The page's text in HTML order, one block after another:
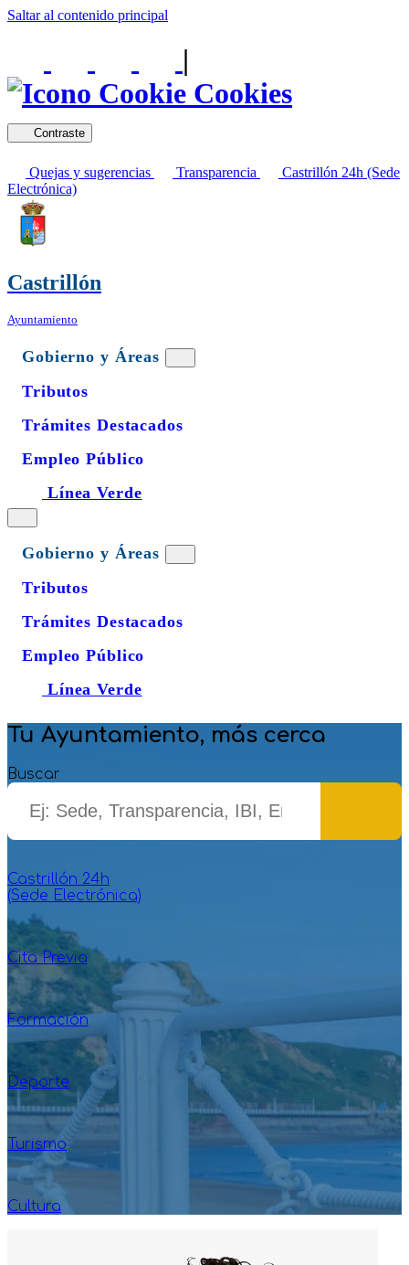
Saltar al contenido principal
|
Cookies
Contraste
Quejas y sugerencias Transparencia
Castrillón 24h (Sede
Electrónica)
Castrillón
Ayuntamiento
Gobierno y Áreas
Tributos
Trámites Destacados
Empleo Público
Línea Verde
Gobierno y Áreas
Tributos
Trámites Destacados
Empleo Público
Línea Verde
Tu Ayuntamiento, más cerca
Buscar
Castrillón 24h
(Sede Electrónica)
Cita Previa
Formación
Deporte
Turismo
Cultura